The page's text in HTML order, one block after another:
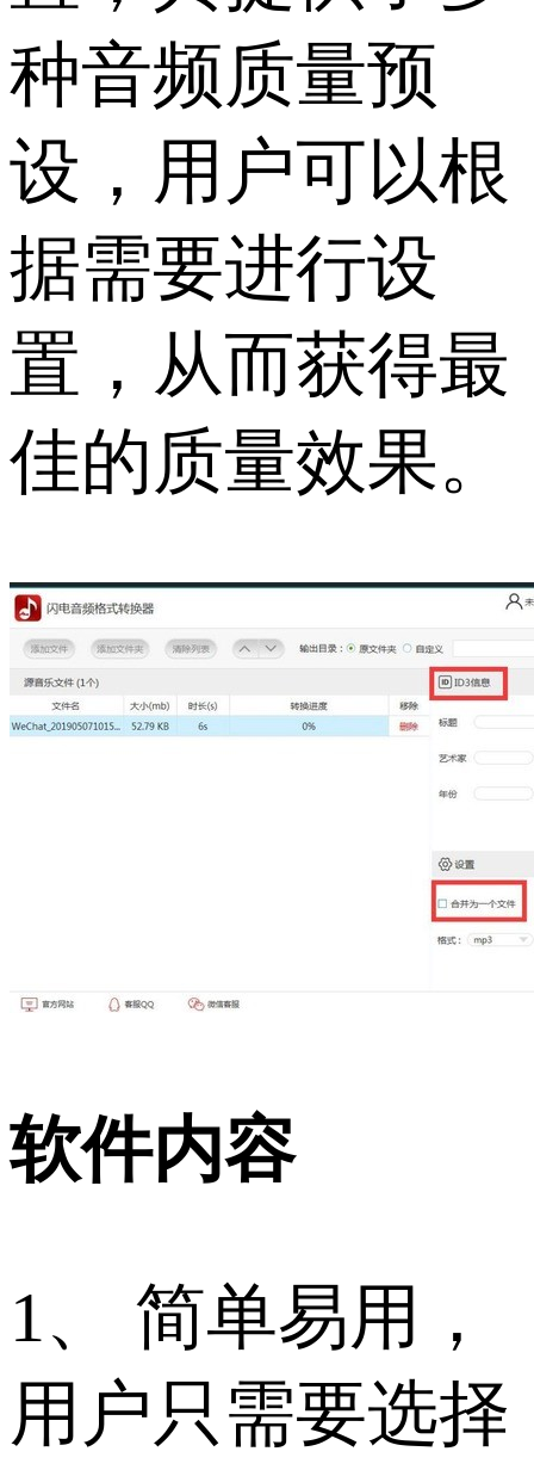
种音频质量预
设，用户可以根
据需要进行设
置，从而获得最
佳的质量效果。
软件内容
1、 简单易用，
用户只需要选择